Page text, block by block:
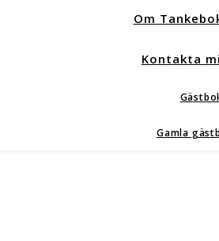
Om
Kontakta
Gamla